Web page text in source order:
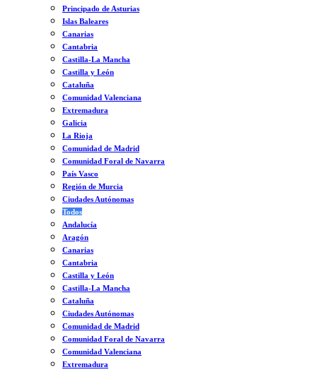
Principado de Asturias
Islas Baleares
Canarias
Cantabria
Castilla-La Mancha
Castilla y León
Cataluña
Comunidad Valenciana
Extremadura
Galicia
La Rioja
Comunidad de Madrid
Comunidad Foral de Navarra
País Vasco
Región de Murcia
Ciudades Autónomas
Todos
Andalucía
Aragón
Canarias
Cantabria
Castilla y León
Castilla-La Mancha
Cataluña
Ciudades Autónomas
Comunidad de Madrid
Comunidad Foral de Navarra
Comunidad Valenciana
Extremadura